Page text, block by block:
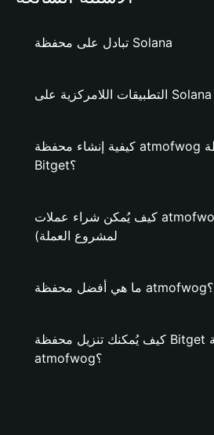
تبادل على محفظة Solana
التطبيقات اللامركزية على Solana
كيفية إنشاء محفظة atmofwog على محفظة
Bitget؟
كيف يُمكن شراء عملات atmofwog؟ (فقط
لمشروع العملة)
ما هي أفضل محفظة atmofwog؟
كيف يُمكنك تنزيل محفظة Bitget وإنشاء محفظة
atmofwog؟